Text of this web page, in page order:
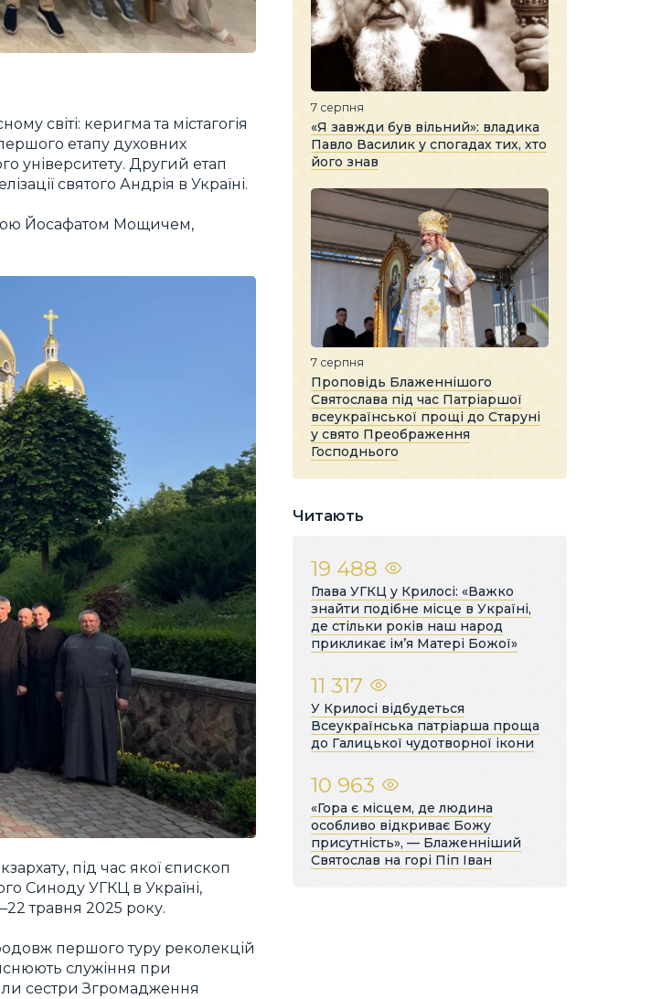
світі: керигма та містагогія
етапу духовних
університету. Другий етап
святого Андрія в Україні.
Йосафатом Мощичем,
під час якої єпископ
Синоду УГКЦ в Україні,
травня 2025 року.
першого туру реколекцій
служіння при
сестри Згромадження
7 серпня
«Я завжди був вільний»: владика
Павло Василик у спогадах тих, хто
його знав
7 серпня
Проповідь Блаженнішого
Святослава під час Патріаршої
всеукраїнської прощі до Старуні
у свято Преображення
Господнього
Читають
19 488
Глава УГКЦ у Крилосі: «Важко
знайти подібне місце в Україні,
де стільки років наш народ
прикликає ім’я Матері Божої»
11 317
У Крилосі відбудеться
Всеукраїнська патріарша проща
до Галицької чудотворної ікони
10 963
«Гора є місцем, де людина
особливо відкриває Божу
присутність», — Блаженніший
Святослав на горі Піп Іван